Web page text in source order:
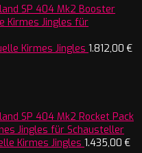
Kirmes Jingles 1.812,00 €
Kirmes Jingles 1.435,00 €